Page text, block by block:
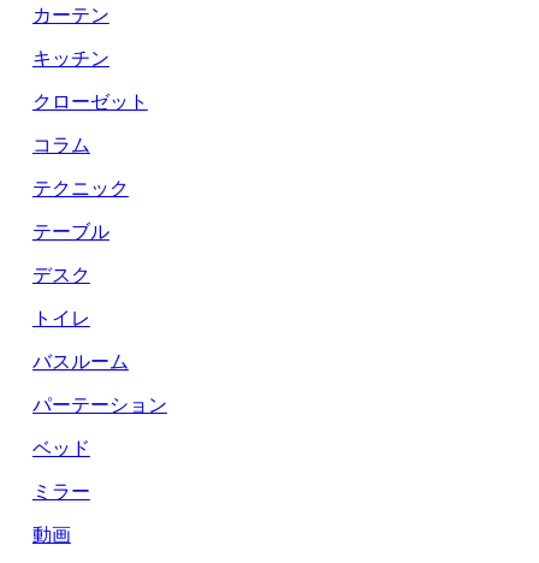
カーテン
キッチン
クローゼット
コラム
テクニック
テーブル
デスク
トイレ
バスルーム
パーテーション
ベッド
ミラー
動画